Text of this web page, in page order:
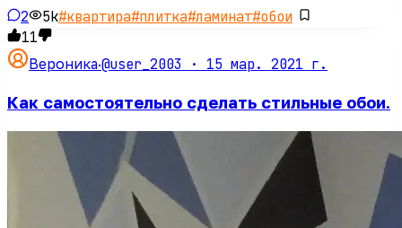
2 5k#квартира#плитка#ламинат#обои
11
Вероника·@user_2003 · 15 мар. 2021 г.
Как самостоятельно сделать стильные обои.